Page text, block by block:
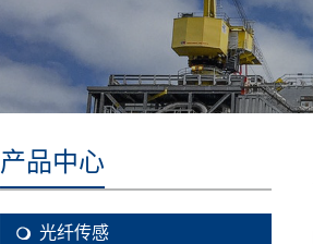
产品中心
光纤传感